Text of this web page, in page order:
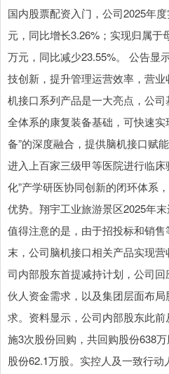
国内股票配资入门，公司2025年
元，同比增长3.26%；实现归属于
万元，同比减少23.55%。 公告显
技创新，提升管理运营效率，营
机接口系列产品是一大亮点，公
全体系的康复装备基础，可快速
备”的深度融合，提供脑机接口赋
进入上百家三级甲等医院进行临
化”产学研医协同创新的闭环体系
优势。翔宇工业旅游景区2025年
值得注意的是，由于招投标和销
末，公司脑机接口相关产品实现
司内部股东首提减持计划，公司
伙人资金需求，以及集团层面布
求。资料显示，公司内部股东此
施3次股份回购，共回购股份638
股份62.1万股。实控人及一致行